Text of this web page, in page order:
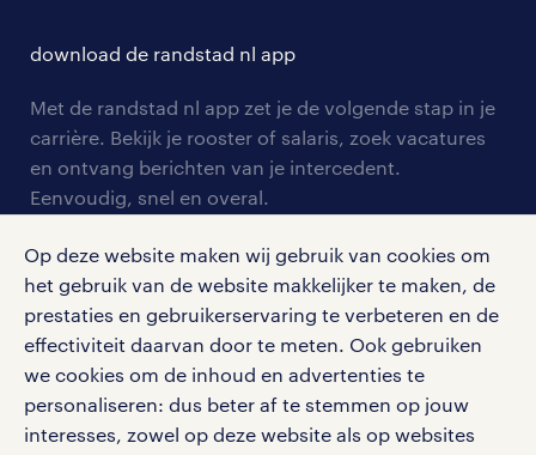
Op deze website maken wij gebruik van cookies om
het gebruik van de website makkelijker te maken, de
prestaties en gebruikerservaring te verbeteren en de
effectiviteit daarvan door te meten. Ook gebruiken
we cookies om de inhoud en advertenties te
personaliseren: dus beter af te stemmen op jouw
interesses, zowel op deze website als op websites
tarieven
personeel gezocht
aanmelden nieuwsbrief
solliciteren
blogs en artikelen
salarischecker
onze vestigingen
pers
klachten en misstanden
download de randstad nl app
Met de randstad nl app zet je de volgende stap in je
carrière. Bekijk je rooster of salaris, zoek vacatures
en ontvang berichten van je intercedent.
Eenvoudig, snel en overal.
google play store
social media